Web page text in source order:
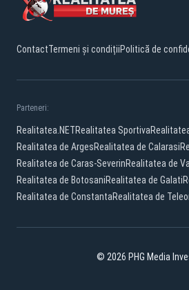
ContactTermeni și condițiiPolitică de
Parteneri:
Realitatea.NETRealitatea Sportiva
Realitatea de ArgesRealitatea de Calarasi
Realitatea de Caras-SeverinRealitatea de
Realitatea de BotosaniRealitatea de Galati
Realitatea de ConstantaRealitatea de
© 2026 PHG Media